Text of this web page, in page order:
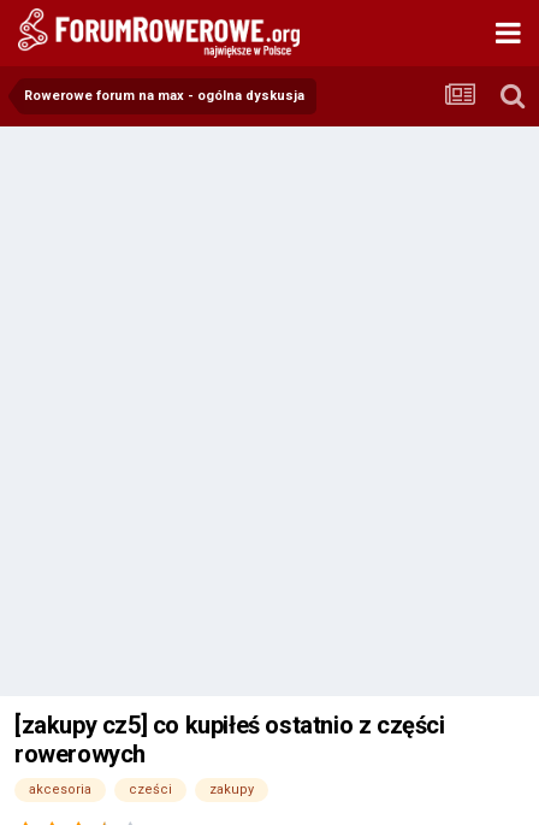
Rowerowe forum na max - ogólna dyskusja
[zakupy cz5] co kupiłeś ostatnio z części
rowerowych
akcesoria cześci zakupy